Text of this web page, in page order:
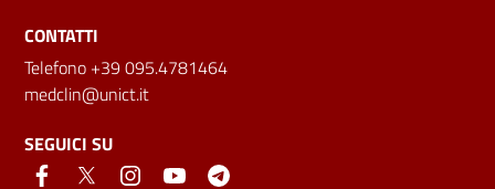
CONTATTI
Telefono +39 095.4781464
medclin@unict.it
SEGUICI SU